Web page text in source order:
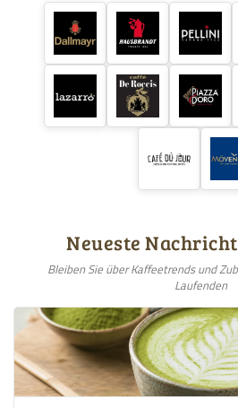
Neueste
Bleiben Sie über Kaffeetrends und
Laufenden